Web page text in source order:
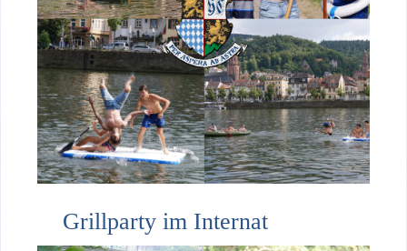
Grillparty im Internat